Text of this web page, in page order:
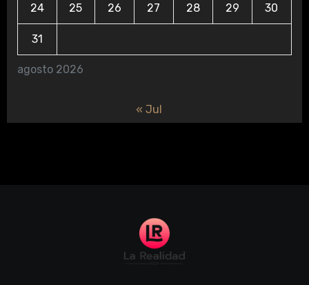
agosto 2026
24 25 26 27 28 29 30
31
« Jul